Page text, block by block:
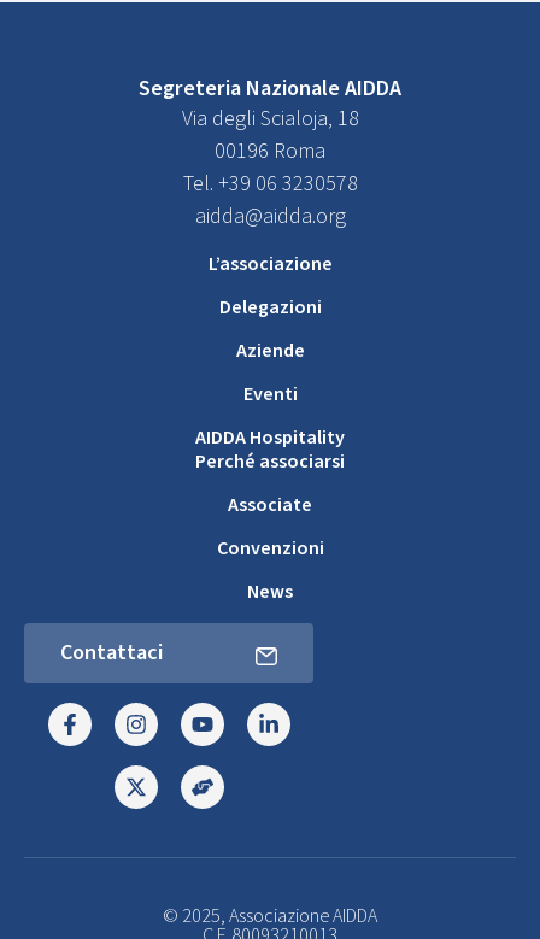
Segreteria Nazionale AIDDA
Via degli Scialoja, 18
00196 Roma
Tel. +39 06 3230578
aidda@aidda.org
L’associazione
Delegazioni
Aziende
Eventi
AIDDA Hospitality
Perché associarsi
Associate
Convenzioni
News
Contattaci
© 2025, Associazione AIDDA